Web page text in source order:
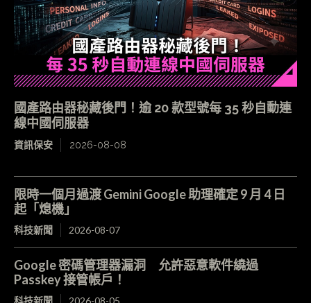
國產路由器秘藏後門！逾 20 款型號每 35 秒自動連
線中國伺服器
資訊保安 2026-08-08
限時一個月過渡 Gemini Google 助理確定 9 月 4 日
起「熄機」
科技新聞 2026-08-07
Google 密碼管理器漏洞 允許惡意軟件繞過
Passkey 接管帳戶！
科技新聞 2026-08-05